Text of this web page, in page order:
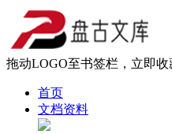
拖动LOGO至书签栏，立即
首页
文档资料